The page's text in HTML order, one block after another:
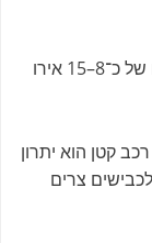
תשלום יומי עבור כיסא ילדים, לרוב בטווח של כ־8–15 אירו
קטן הוא יתרון
צרים